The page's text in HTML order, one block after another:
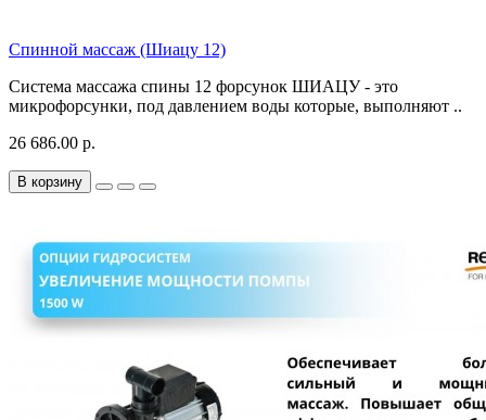
Спинной массаж (Шиацу 12)
Система массажа спины 12 форсунок ШИАЦУ - это
микрофорсунки, под давлением воды которые, выполняют ..
26 686.00 р.
В корзину